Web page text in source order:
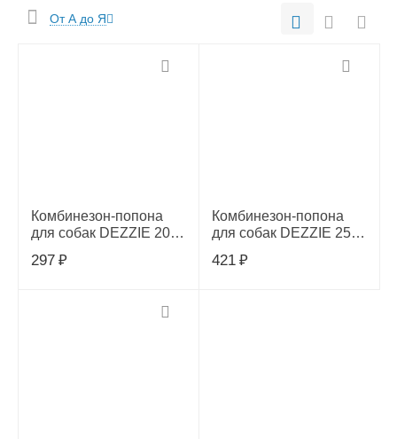
От А до Я
Комбинезон-попона
для собак DEZZIE 20
55043
297 ₽
Комбинезон-попона
для собак DEZZIE 25
55044
421 ₽